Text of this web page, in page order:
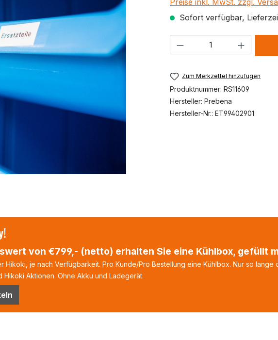
Preise inkl. MwSt. zzgl.
Sofort verfügbar,
Produkt Anzahl:
Zum Merkzettel hinzufügen
Produktnummer: RS11609
Hersteller: Prebena
Hersteller-Nr.: ET99402901
von €799,- (netto) erhalten Sie eine Kühlbox, gefüllt
Hikoki, je nach Verfügbarkeit. Pro Kunde/Pro Bestellung eine Kühlbox. Nur so lange
Hikoki Aktionen. Ohne Akku und Ladegerät.